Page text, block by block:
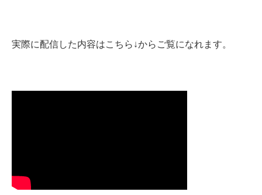
実際に配信した内容はこちら↓からご覧になれます。